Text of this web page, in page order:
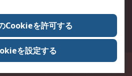
RSの歴史
語）
認証について
ヶ谷区神戸町134番地 横浜ビジネスパーク ウ
Cookieを許可する
を設定する